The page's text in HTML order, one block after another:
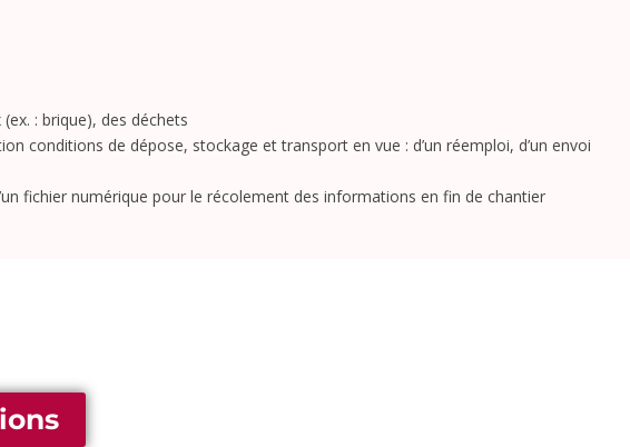
: brique), des déchets
conditions de dépose, stockage et transport en vue : d’un réemploi, d’un envoi
fichier numérique pour le récolement des informations en fin de chantier